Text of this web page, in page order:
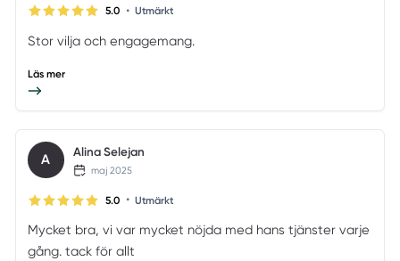
5.0 • Utmärkt
Stor vilja och engagemang.
Läs mer
A Alina Selejan
maj 2025
5.0 • Utmärkt
Mycket bra, vi var mycket nöjda med hans tjänster varje
gång. tack för allt